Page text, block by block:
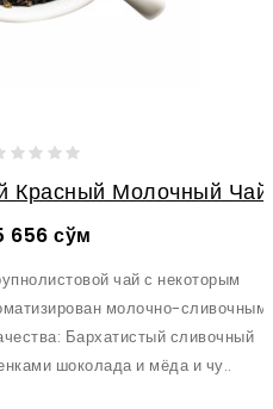
Красный Молочный Чай
656 сўм
чай с некоторым
молочно-сливочным
Бархатистый сливочный
шоколада и мёда и чу..